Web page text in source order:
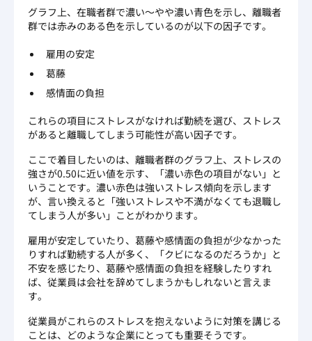
グラフ上、在職者群で濃い～やや濃い青色を示し、離職者
群では赤みのある色を示しているのが以下の因子です。
雇用の安定
葛藤
感情面の負担
これらの項目にストレスがなければ勤続を選び、ストレス
があると離職してしまう可能性が高い因子です。
ここで着目したいのは、離職者群のグラフ上、ストレスの
強さが0.50に近い値を示す、「濃い赤色の項目がない」と
いうことです。濃い赤色は強いストレス傾向を示します
が、言い換えると「強いストレスや不満がなくても退職し
てしまう人が多い」ことがわかります。
雇用が安定していたり、葛藤や感情面の負担が少なかった
りすれば勤続する人が多く、「クビになるのだろうか」と
不安を感じたり、葛藤や感情面の負担を経験したりすれ
ば、従業員は会社を辞めてしまうかもしれないと言えま
す。
従業員がこれらのストレスを抱えないように対策を講じる
ことは、どのような企業にとっても重要そうです。